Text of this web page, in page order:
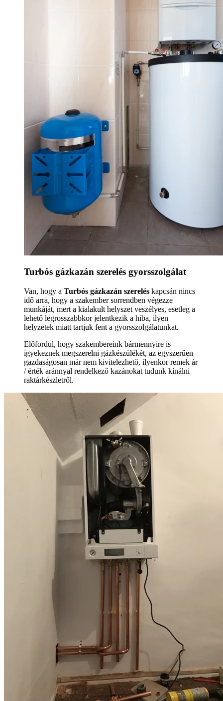
Turbós gázkazán szerelés gyorsszolgálat
Van, hogy a Turbós gázkazán szerelés kapcsán nincs
idő arra, hogy a szakember sorrendben végezze
munkáját, mert a kialakult helyszet veszélyes, esetleg a
lehető legrosszabbkor jelentkezik a hiba, ilyen
helyzetek miatt tartjuk fent a gyorsszolgálatunkat.
Előfordul, hogy szakembereink bármennyire is
igyekeznek megszerelni gázkészülékét, az egyszerűen
gazdaságosan már nem kivitelezhető, ilyenkor remek ár
/ érték aránnyal rendelkező kazánokat tudunk kínálni
raktárkészletről.